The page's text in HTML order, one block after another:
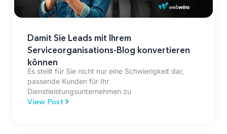
Damit Sie Leads mit Ihrem
Serviceorganisations-Blog konvertieren
können
Es stellt für Sie nicht nur eine Schwierigkeit dar,
passende Kunden für Ihr
Dienstleistungsunternehmen zu
View Post